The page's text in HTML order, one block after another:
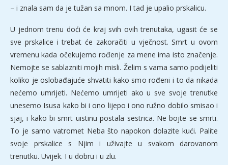
– i znala sam da je tužan sa mnom. I tad je upalio prskalicu.
U jednom trenu doći će kraj svih ovih trenutaka, ugasit će se
sve prskalice i trebat će zakoračiti u vječnost. Smrt u ovom
vremenu kada očekujemo rođenje za mene ima isto značenje.
Nemojte se sablazniti mojih misli. Želim s vama samo podijeliti
koliko je oslobađajuće shvatiti kako smo rođeni i to da nikada
nećemo umrijeti. Nećemo umrijeti ako u sve svoje trenutke
unesemo Isusa kako bi i ono lijepo i ono ružno dobilo smisao i
sjaj, i kako bi smrt uistinu postala sestrica. Ne bojte se smrti.
To je samo vatromet Neba što napokon dolazite kući. Palite
svoje prskalice s Njim i uživajte u svakom darovanom
trenutku. Uvijek. I u dobru i u zlu.